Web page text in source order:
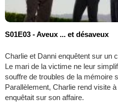
S01E03 - Aveux ... et désaveux
Charlie et Danni enquêtent sur un
Le mari de la victime ne leur
souffre de troubles de la mémoire
Parallèlement, Charlie rend visite
enquêtait sur son affaire.